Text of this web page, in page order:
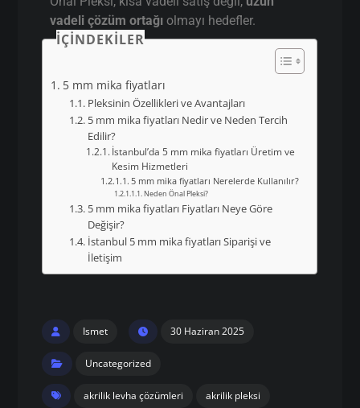
vadeli çözüm ortağı olmayı hedefler.
İÇINDEKILER
5 mm mika fiyatları
Pleksinin Özellikleri ve Avantajları
5 mm mika fiyatları Nedir ve Neden Tercih
Edilir?
İstanbul’da 5 mm mika fiyatları Üretim ve
Kesim Hizmetleri
5 mm mika fiyatları Nerelerde Kullanılır?
Neden Önal Pleksi?
5 mm mika fiyatları Fiyatları Neye Göre
Değişir?
İstanbul 5 mm mika fiyatları Siparişi ve
İletişim
Ismet 30 Haziran 2025
Uncategorized
akrilik levha çözümleri akrilik pleksi